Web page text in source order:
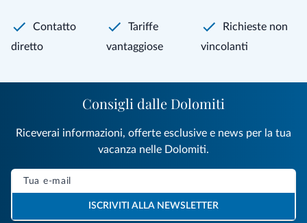
Contatto
diretto
Tariffe
vantaggiose
Richieste non
vincolanti
Consigli dalle Dolomiti
Riceverai informazioni, offerte esclusive e news per la tua
vacanza nelle Dolomiti.
ISCRIVITI ALLA NEWSLETTER